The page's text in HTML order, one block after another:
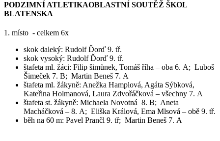
PODZIMNÍ ATLETIKAOBLASTNÍ SOUTĚŽ ŠKOL
BLATENSKA
1. místo - celkem 6x
skok daleký: Rudolf Ďorď 9. tř.
skok vysoký: Rudolf Ďorď 9. tř.
štafeta ml. žáci: Filip šimůnek, Tomáš říha – oba 6. A; Luboš
Šimeček 7. B; Martin Beneš 7. A
štafeta ml. žákyně: Anežka Hamplová, Agáta Sýbková,
Kateřina Holmanová, Laura Zdvořáčková – všechny 7. A
štafeta st. žákyně: Michaela Novotná 8. B; Aneta
Macháčková – 8. A; Eliška Králová, Ema Mlsová – obě 9. tř.
běh na 60 m: Pavel Prančl 9. tř; Martin Beneš 7. A